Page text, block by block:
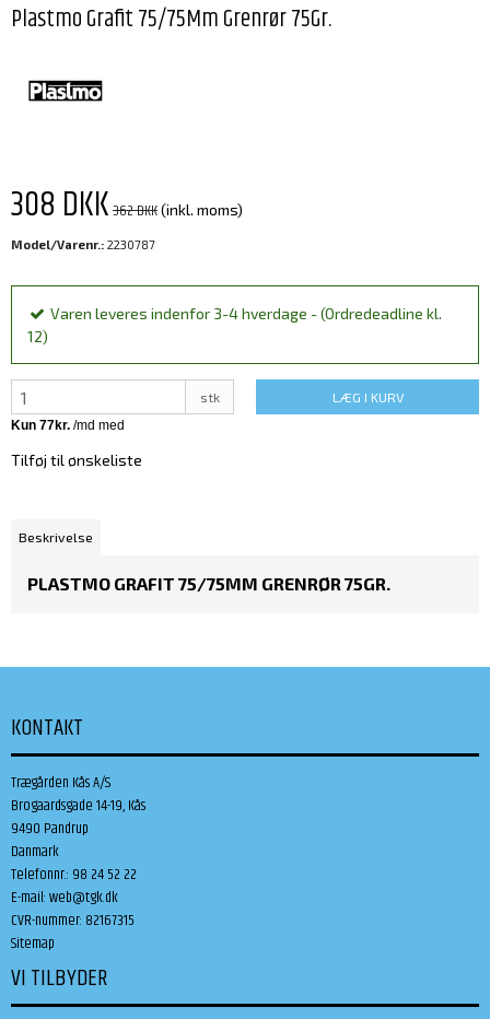
Plastmo Grafit 75/75Mm Grenrør 75Gr.
308 DKK362 DKK(inkl. moms)
Model/Varenr.: 2230787
Varen leveres indenfor 3-4 hverdage - (Ordredeadline kl.
12)
stk LÆG I KURV
Tilføj til ønskeliste
Beskrivelse
PLASTMO GRAFIT 75/75MM GRENRØR 75GR.
KONTAKT
Trægården Kås A/S
Brogaardsgade 14-19, Kås
9490 Pandrup
Danmark
Telefonnr.: 98 24 52 22
E-mail:web@tgk.dk
CVR-nummer: 82167315
Sitemap
VI TILBYDER